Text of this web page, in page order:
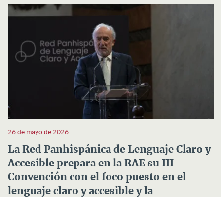
26 de mayo de 2026
La Red Panhispánica de Lenguaje Claro y
Accesible prepara en la RAE su III
Convención con el foco puesto en el
lenguaje claro y accesible y la